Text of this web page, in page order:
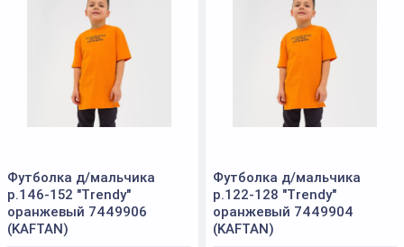
Футболка д/мальчика
р.146-152 "Trendy"
оранжевый 7449906
(KAFTAN)
Футболка д/мальчика
р.122-128 "Trendy"
оранжевый 7449904
(KAFTAN)